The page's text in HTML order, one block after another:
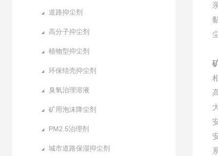
道路抑尘剂
高分子抑尘剂
植物型抑尘剂
环保结壳抑尘剂
臭氧治理溶液
矿用泡沫降尘剂
PM2.5治理剂
城市道路保湿抑尘剂